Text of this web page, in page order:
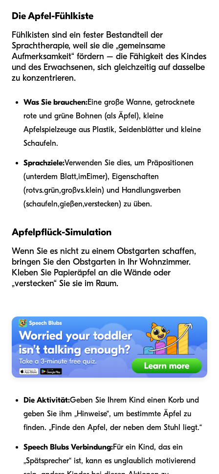
Die Apfel-Fühlkiste
Fühlkisten sind ein fester Bestandteil der
Sprachtherapie, weil sie die „gemeinsame
Aufmerksamkeit“ fördern – die Fähigkeit des Kindes
und des Erwachsenen, sich gleichzeitig auf dasselbe
zu konzentrieren.
Was Sie brauchen:Eine große Wanne, getrocknete
rote und grüne Bohnen (als Äpfel), kleine
Apfelspielzeuge aus Plastik, Seidenblätter und kleine
Schaufeln.
Sprachziele:Verwenden Sie dies, um Präpositionen
(unterdem Blatt,imEimer), Eigenschaften
(rotvs.grün,großvs.klein) und Handlungsverben
(schaufeln,gießen,verstecken) zu üben.
Apfelpflück-Simulation
Wenn Sie es nicht zu einem Obstgarten schaffen,
bringen Sie den Obstgarten in Ihr Wohnzimmer.
Kleben Sie Papieräpfel an die Wände oder
„verstecken“ Sie sie im Raum.
Die Aktivität:Geben Sie Ihrem Kind einen Korb und
geben Sie ihm „Hinweise“, um bestimmte Äpfel zu
finden. „Finde den Apfel, der neben dem Stuhl liegt.“
Speech Blubs Verbindung:Für ein Kind, das ein
„Spätsprecher“ ist, kann es unglaublich motivierend